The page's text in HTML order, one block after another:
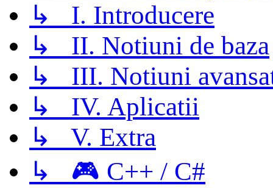
↳ I. Introducere
↳ II. Notiuni de baza
↳ III. Notiuni
↳ IV. Aplicatii
↳ V. Extra
↳ 🎮 C++ / C#